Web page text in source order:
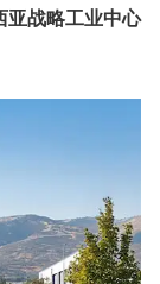
亚战略工业中心